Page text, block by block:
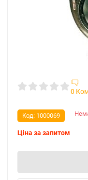
0
Код: 1000069
Ціна за запитом